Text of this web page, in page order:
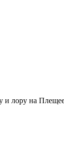
и лору на